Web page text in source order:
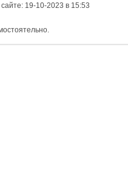
19-10-2023 в 15:53